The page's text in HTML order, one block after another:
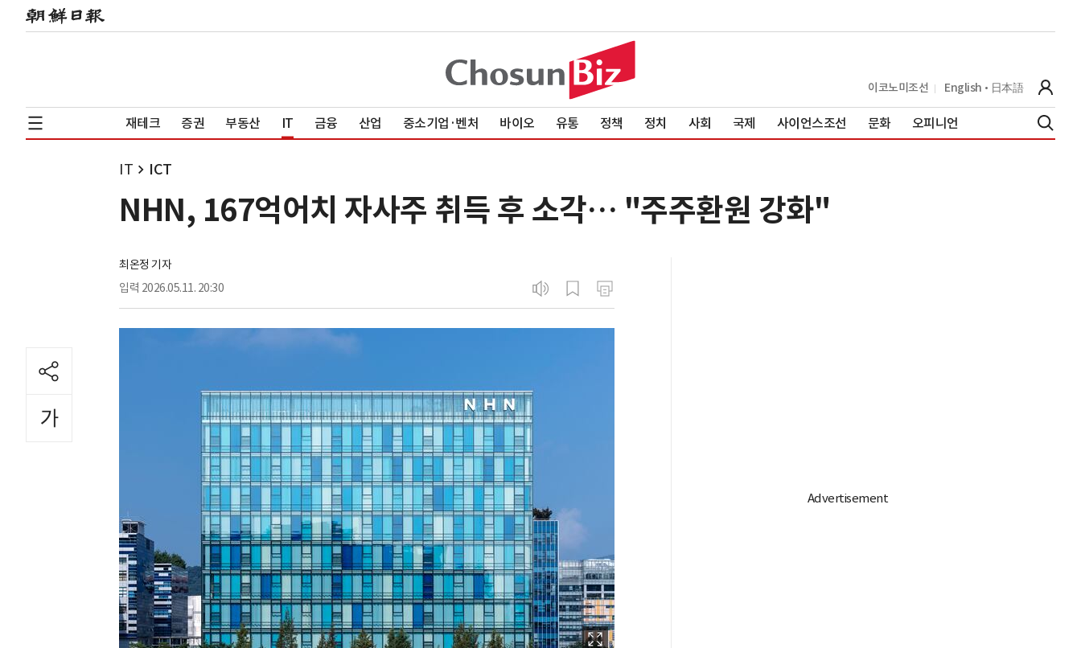
이코노미조선 English 日本語
재테크 증권 부동산 IT 금융 산업 중소기업·벤처 바이오 유통 정책 정치 사회 국제 사이언스조선 문화 오피니언
IT ICT
NHN, 167억어치 자사주 취득 후 소각… "주주환원 강화"
최온정 기자
입력 2026.05.11. 20:30